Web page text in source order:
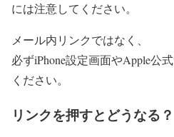
には注意してください。
メール内リンクではなく、
必ずiPhone設定画面やApple公
ください。
リンクを押すとどうなる？